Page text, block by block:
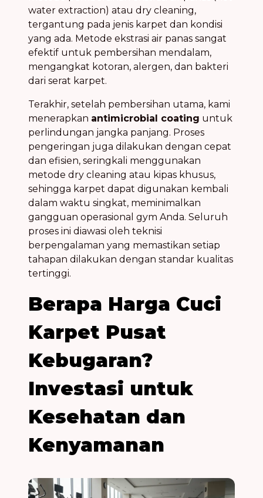
water extraction) atau dry cleaning,
tergantung pada jenis karpet dan kondisi
yang ada. Metode ekstrasi air panas sangat
efektif untuk pembersihan mendalam,
mengangkat kotoran, alergen, dan bakteri
dari serat karpet.
Terakhir, setelah pembersihan utama, kami
menerapkan antimicrobial coating untuk
perlindungan jangka panjang. Proses
pengeringan juga dilakukan dengan cepat
dan efisien, seringkali menggunakan
metode dry cleaning atau kipas khusus,
sehingga karpet dapat digunakan kembali
dalam waktu singkat, meminimalkan
gangguan operasional gym Anda. Seluruh
proses ini diawasi oleh teknisi
berpengalaman yang memastikan setiap
tahapan dilakukan dengan standar kualitas
tertinggi.
Berapa Harga Cuci
Karpet Pusat
Kebugaran?
Investasi untuk
Kesehatan dan
Kenyamanan